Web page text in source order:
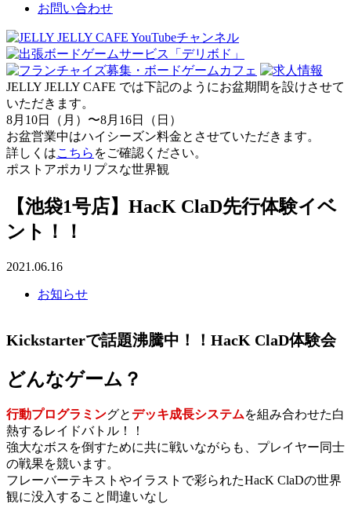
お問い合わせ
JELLY JELLY CAFE では下記のようにお盆期間を設けさせて
いただきます。
8月10日（月）〜8月16日（日）
お盆営業中はハイシーズン料金とさせていただきます。
詳しくはこちら をご確認ください。
ポストアポカリプスな世界観
【池袋1号店】HacK ClaD先行体験イベ
ント！！
2021.06.16
お知らせ
Kickstarterで話題沸騰中！！HacK ClaD体験会
どんなゲーム？
行動プログラミングとデッキ成長システムを組み合わせた白
熱するレイドバトル！！
強大なボスを倒すために共に戦いながらも、プレイヤー同士
の戦果を競います。
フレーバーテキストやイラストで彩られたHacK ClaDの世界
観に没入すること間違いなし